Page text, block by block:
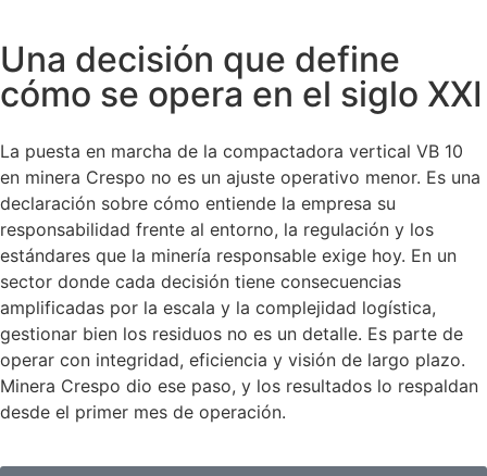
Una decisión que define
cómo se opera en el siglo XXI
La puesta en marcha de la compactadora vertical VB 10
en minera Crespo no es un ajuste operativo menor. Es una
declaración sobre cómo entiende la empresa su
responsabilidad frente al entorno, la regulación y los
estándares que la minería responsable exige hoy. En un
sector donde cada decisión tiene consecuencias
amplificadas por la escala y la complejidad logística,
gestionar bien los residuos no es un detalle. Es parte de
operar con integridad, eficiencia y visión de largo plazo.
Minera Crespo dio ese paso, y los resultados lo respaldan
desde el primer mes de operación.